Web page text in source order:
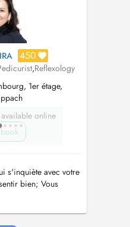
450
,Reflexology
1er étage,
online
s'inquiète avec votre
bien; Vous
naturelle, après
vous souffrez de